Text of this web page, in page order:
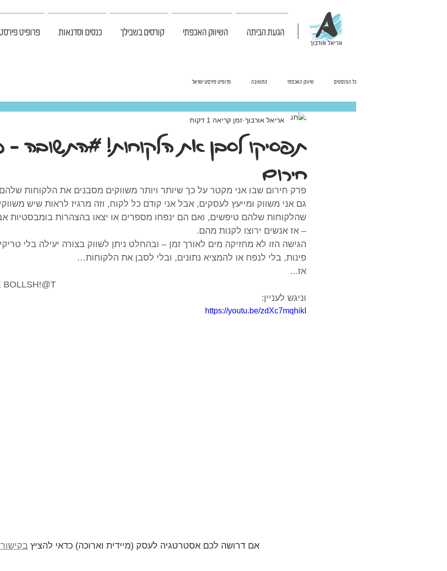
הגעת הביתה השיווק האכפתי קורסים בשבילך כנסים וסדנאות פרופיט
כל הפוסטים שיווק האכפתי התשובה פרופיט פירסט ישראל
תפסיקו לסבן את הלקוחות! #התשובה
חירום
אריאל אורבוך זמן קריאה 1 דקות
פרק חירום שבו אני מקטר על כך שיותר ויותר משווקים מסבנים את הלקוחות
גם אני משווק ומייעץ לעסקים, אבל אני קודם כל לקוח, וזה מרגיז לראות שיש
שהלקוחות שלהם טיפשים, ואם הם ינפחו מספרים או יצאו בהצהרות בומבסטיות
– אז אנשים ירוצו לקנות מהם.
הגישה הזו לא מחזיקה מים לאורך זמן – ובהחלט ניתן לשווק בצורה יעילה בלי
פינות, בלי לנפח או להמציא נתונים, ובלי לסבן את הלקוחות…
אז...
BOLLSH!@T
וניגש לעניין:
https://youtu.be/zdXc7mqhikI